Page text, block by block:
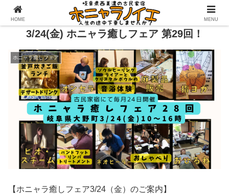
3/24(金) ホニャラ癒しフェア 第29回！
ホニャラ癒しフェア
【ホニャラ癒しフェア3/24（金）のご案内】
HOME MENU